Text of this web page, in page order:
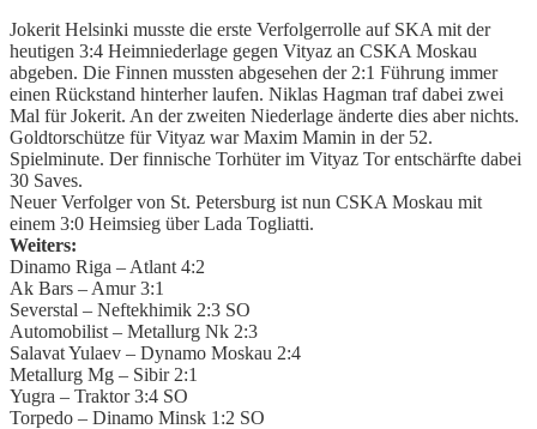
Jokerit Helsinki musste die erste Verfolgerrolle auf SKA mit der
heutigen 3:4 Heimniederlage gegen Vityaz an CSKA Moskau
abgeben. Die Finnen mussten abgesehen der 2:1 Führung immer
einen Rückstand hinterher laufen. Niklas Hagman traf dabei zwei
Mal für Jokerit. An der zweiten Niederlage änderte dies aber nichts.
Goldtorschütze für Vityaz war Maxim Mamin in der 52.
Spielminute. Der finnische Torhüter im Vityaz Tor entschärfte dabei
30 Saves.
Neuer Verfolger von St. Petersburg ist nun CSKA Moskau mit
einem 3:0 Heimsieg über Lada Togliatti.
Weiters:
Dinamo Riga – Atlant 4:2
Ak Bars – Amur 3:1
Severstal – Neftekhimik 2:3 SO
Automobilist – Metallurg Nk 2:3
Salavat Yulaev – Dynamo Moskau 2:4
Metallurg Mg – Sibir 2:1
Yugra – Traktor 3:4 SO
Torpedo – Dinamo Minsk 1:2 SO